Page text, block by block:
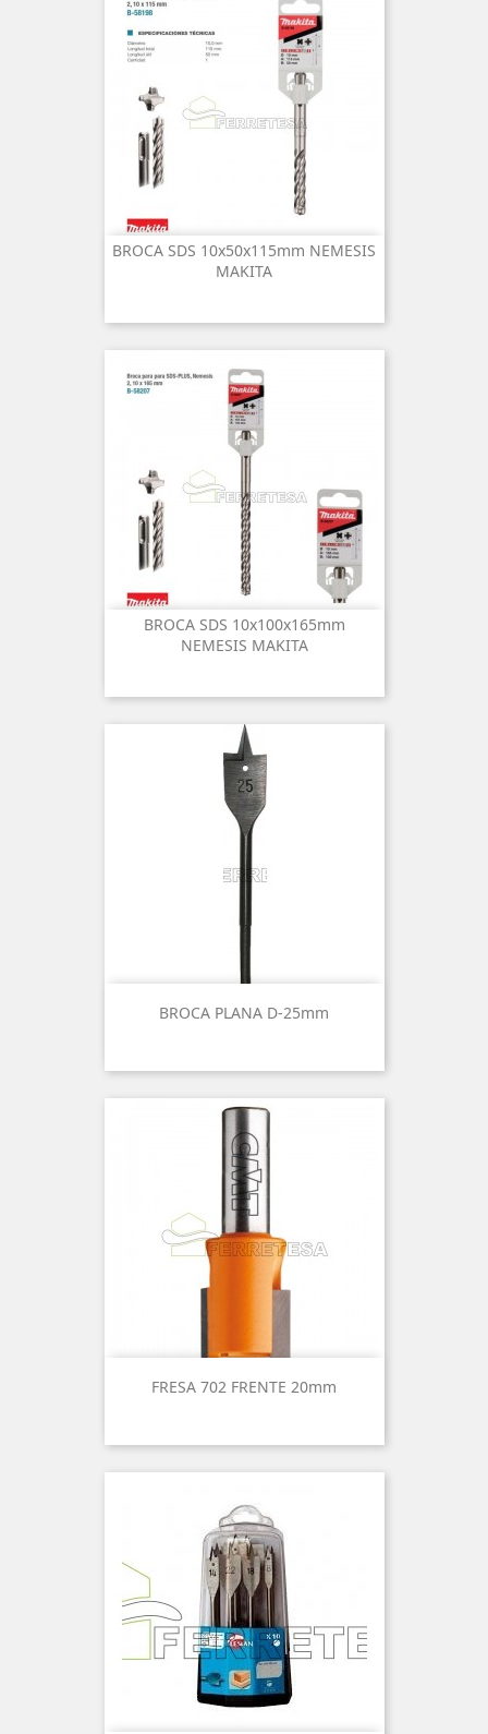
BROCA SDS 10x50x115mm NEMESIS
MAKITA
BROCA SDS 10x100x165mm
NEMESIS MAKITA
BROCA PLANA D-25mm
FRESA 702 FRENTE 20mm